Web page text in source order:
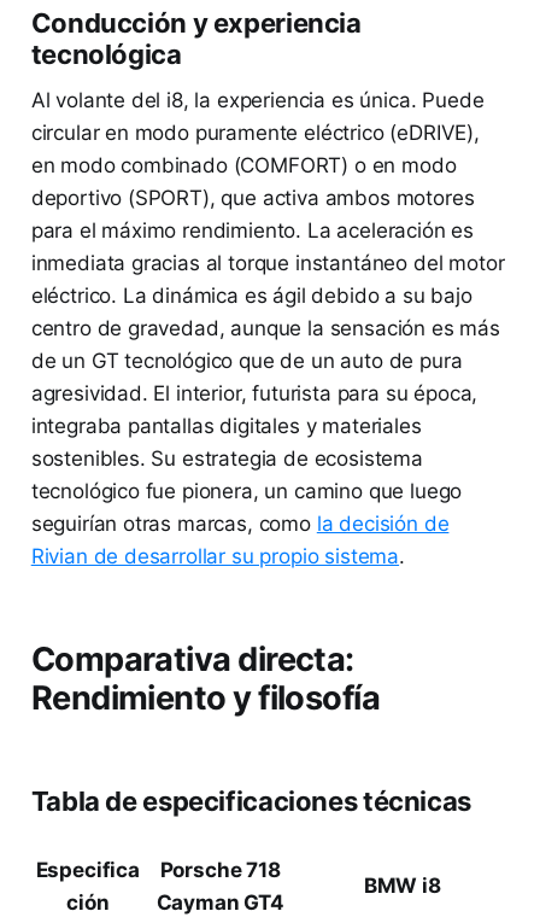
Conducción y experiencia
tecnológica
Al volante del i8, la experiencia es única. Puede
circular en modo puramente eléctrico (eDRIVE),
en modo combinado (COMFORT) o en modo
deportivo (SPORT), que activa ambos motores
para el máximo rendimiento. La aceleración es
inmediata gracias al torque instantáneo del motor
eléctrico. La dinámica es ágil debido a su bajo
centro de gravedad, aunque la sensación es más
de un GT tecnológico que de un auto de pura
agresividad. El interior, futurista para su época,
integraba pantallas digitales y materiales
sostenibles. Su estrategia de ecosistema
tecnológico fue pionera, un camino que luego
seguirían otras marcas, como la decisión de
Rivian de desarrollar su propio sistema.
Comparativa directa:
Rendimiento y filosofía
Tabla de especificaciones técnicas
Especifica
ción
Porsche 718
Cayman GT4
BMW i8